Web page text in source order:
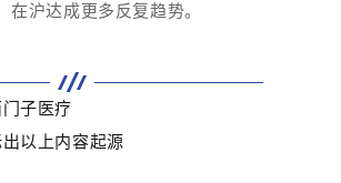
在沪达成更多反复趋势。
子医疗
以上内容起源